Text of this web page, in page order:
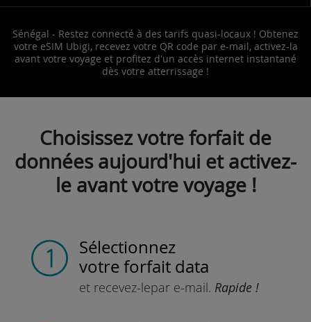
Sénégal - Restez connecté à des tarifs quasi-locaux ! Obtenez
votre eSIM Ubigi, recevez votre QR code par e-mail, activez-la
avant votre voyage et profitez d'un accès internet instantané
dès votre atterrissage !
Choisissez votre forfait de
données aujourd'hui et activez-
le avant votre voyage !
Sélectionnez
votre forfait data
et recevez-lepar e-mail. Rapide !